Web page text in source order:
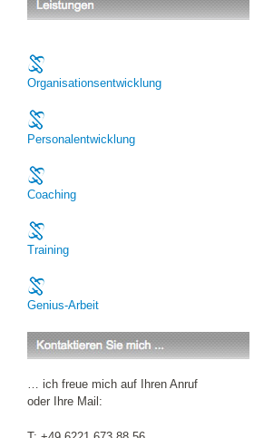
Organisationsentwicklung
Personalentwicklung
Coaching
Training
Genius-Arbeit
… ich freue mich auf Ihren Anruf
oder Ihre Mail: